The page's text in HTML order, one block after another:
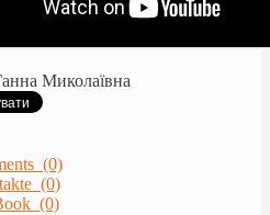
Миколаївна
(0)
(0)
(0)